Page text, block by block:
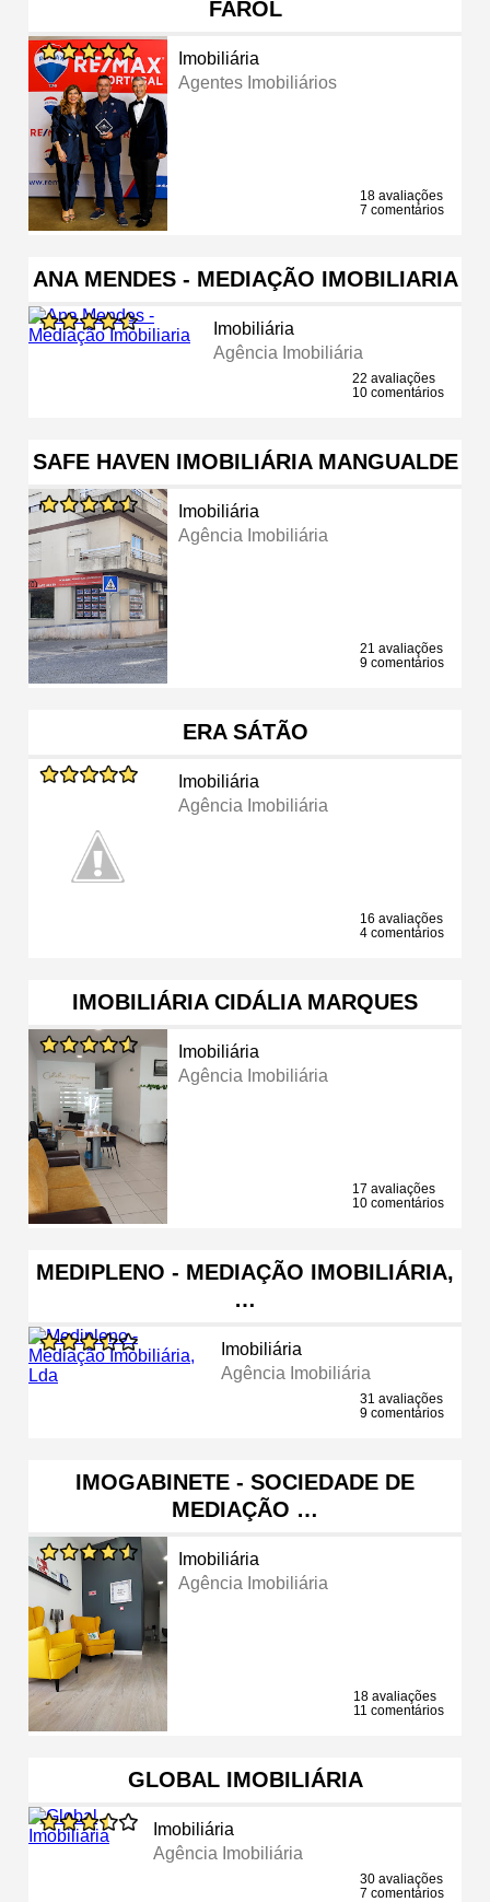
FAROL
Imobiliária
Agentes Imobiliários
18 avaliações
7 comentários
ANA MENDES - MEDIAÇÃO IMOBILIARIA
Imobiliária
Agência Imobiliária
22 avaliações
10 comentários
SAFE HAVEN IMOBILIÁRIA MANGUALDE
Imobiliária
Agência Imobiliária
21 avaliações
9 comentários
ERA SÁTÃO
Imobiliária
Agência Imobiliária
16 avaliações
4 comentários
IMOBILIÁRIA CIDÁLIA MARQUES
Imobiliária
Agência Imobiliária
17 avaliações
10 comentários
MEDIPLENO - MEDIAÇÃO IMOBILIÁRIA,
…
Imobiliária
Agência Imobiliária
31 avaliações
9 comentários
IMOGABINETE - SOCIEDADE DE
MEDIAÇÃO …
Imobiliária
Agência Imobiliária
18 avaliações
11 comentários
GLOBAL IMOBILIÁRIA
Imobiliária
Agência Imobiliária
30 avaliações
7 comentários